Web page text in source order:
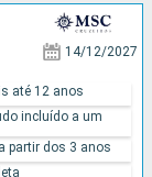
14/12/2027
até 12 anos
incluído a um
partir dos 3 anos